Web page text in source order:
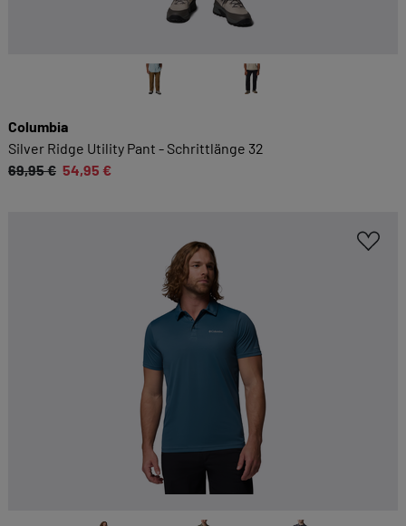
Columbia
Silver Ridge Utility Pant - Schrittlänge 32
69,95 € 54,95 €